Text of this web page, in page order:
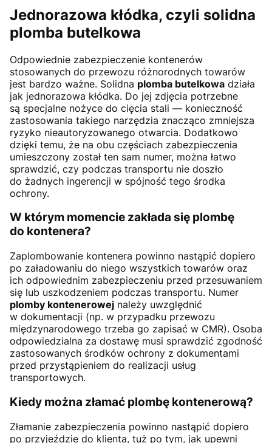
Jednorazowa kłódka, czyli solidna
plomba butelkowa
Odpowiednie zabezpieczenie kontenerów
stosowanych do przewozu różnorodnych towarów
jest bardzo ważne. Solidna plomba butelkowa działa
jak jednorazowa kłódka. Do jej zdjęcia potrzebne
są specjalne nożyce do cięcia stali — konieczność
zastosowania takiego narzędzia znacząco zmniejsza
ryzyko nieautoryzowanego otwarcia. Dodatkowo
dzięki temu, że na obu częściach zabezpieczenia
umieszczony został ten sam numer, można łatwo
sprawdzić, czy podczas transportu nie doszło
do żadnych ingerencji w spójność tego środka
ochrony.
W którym momencie zakłada się plombę
do kontenera?
Zaplombowanie kontenera powinno nastąpić dopiero
po załadowaniu do niego wszystkich towarów oraz
ich odpowiednim zabezpieczeniu przed przesuwaniem
się lub uszkodzeniem podczas transportu. Numer
plomby kontenerowej należy uwzględnić
w dokumentacji (np. w przypadku przewozu
międzynarodowego trzeba go zapisać w CMR). Osoba
odpowiedzialna za dostawę musi sprawdzić zgodność
zastosowanych środków ochrony z dokumentami
przed przystąpieniem do realizacji usług
transportowych.
Kiedy można złamać plombę kontenerową?
Złamanie zabezpieczenia powinno nastąpić dopiero
po przyjeździe do klienta, tuż po tym, jak upewni